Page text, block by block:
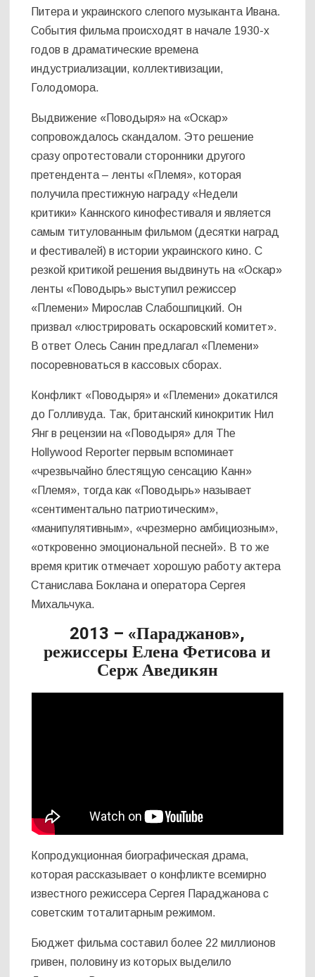
Питера и украинского слепого музыканта Ивана.
События фильма происходят в начале 1930-х
годов в драматические времена
индустриализации, коллективизации,
Голодомора.
Выдвижение «Поводыря» на «Оскар»
сопровождалось скандалом. Это решение
сразу опротестовали сторонники другого
претендента – ленты «Племя», которая
получила престижную награду «Недели
критики» Каннского кинофестиваля и является
самым титулованным фильмом (десятки наград
и фестивалей) в истории украинского кино. С
резкой критикой решения выдвинуть на «Оскар»
ленты «Поводырь» выступил режиссер
«Племени» Мирослав Слабошпицкий. Он
призвал «люстрировать оскаровский комитет».
В ответ Олесь Санин предлагал «Племени»
посоревноваться в кассовых сборах.
Конфликт «Поводыря» и «Племени» докатился
до Голливуда. Так, британский кинокритик Нил
Янг в рецензии на «Поводыря» для The
Hollywood Reporter первым вспоминает
«чрезвычайно блестящую сенсацию Канн»
«Племя», тогда как «Поводырь» называет
«сентиментально патриотическим»,
«манипулятивным», «чрезмерно амбициозным»,
«откровенно эмоциональной песней». В то же
время критик отмечает хорошую работу актера
Станислава Боклана и оператора Сергея
Михальчука.
2013 – «Параджанов»,
режиссеры Елена Фетисова и
Серж Аведикян
Копродукционная биографическая драма,
которая рассказывает о конфликте всемирно
известного режиссера Сергея Параджанова с
советским тоталитарным режимом.
Бюджет фильма составил более 22 миллионов
гривен, половину из которых выделило